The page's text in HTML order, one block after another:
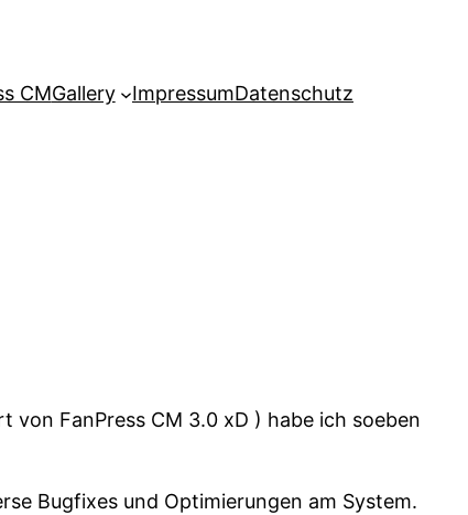
CMGallery ImpressumDatenschutz
FanPress CM 3.0 xD ) habe ich soeben
Bugfixes und Optimierungen am System.